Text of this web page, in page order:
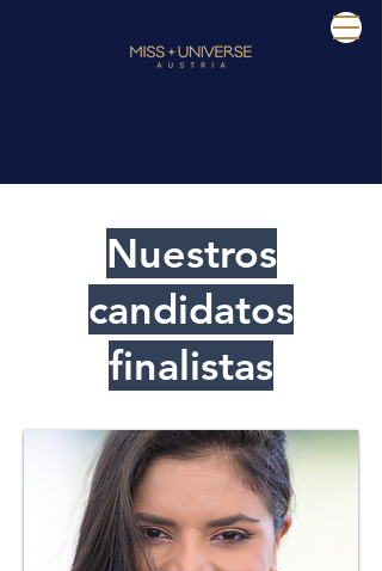
Nuestros
candidatos
finalistas